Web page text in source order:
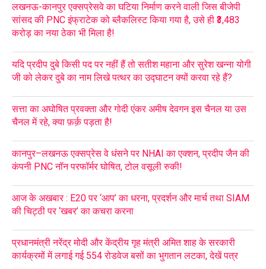
लखनऊ-कानपुर एक्सप्रेसवे का घटिया निर्माण करने वाली जिस बीजेपी
सांसद की PNC इंफ्राटेक को ब्लैकलिस्ट किया गया है, उसे ही ₹3,483
करोड़ का नया ठेका भी मिला है!
यदि प्रदीप दुबे किसी पद पर नहीं हैं तो सतीश महाना और सुरेश खन्ना योगी
जी को लेकर दुबे का नाम लिखे पत्थर का उद्घाटन क्यों करवा रहे हैं?
सत्ता का अघोषित प्रवक्ता और गोदी एंकर अमीष देवगन इस चैनल या उस
चैनल में रहे, क्या फ़र्क़ पड़ता है!
कानपुर–लखनऊ एक्सप्रेस वे धंसने पर NHAI का एक्शन, प्रदीप जैन की
कंपनी PNC नॉन परफॉर्मर घोषित, टोल वसूली रुकी!
आज के अखबार : E20 पर ‘आप’ का धरना, प्रदर्शन और मार्च तथा SIAM
की चिट्ठी पर ‘खबर’ का कचरा करना
प्रधानमंत्री नरेंद्र मोदी और केंद्रीय गृह मंत्री अमित शाह के सरकारी
कार्यक्रमों में लगाई गई 554 रोडवेज बसों का भुगतान लटका, देखें पत्र